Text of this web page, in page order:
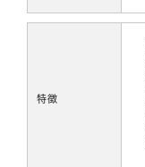
特徴